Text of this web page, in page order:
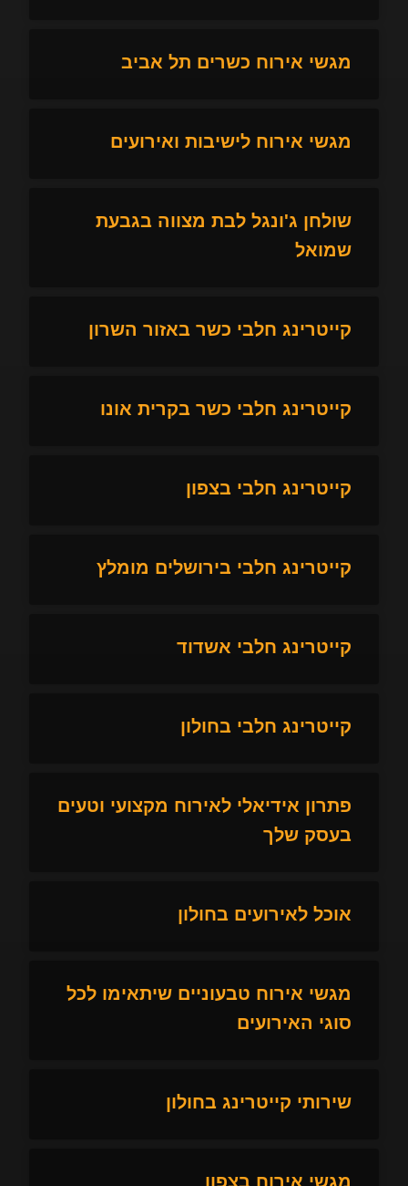
מגשי אירוח כשרים תל אביב
מגשי אירוח לישיבות ואירועים
שולחן ג'ונגל לבת מצווה בגבעת
שמואל
קייטרינג חלבי כשר באזור השרון
קייטרינג חלבי כשר בקרית אונו
קייטרינג חלבי בצפון
קייטרינג חלבי בירושלים מומלץ
קייטרינג חלבי אשדוד
קייטרינג חלבי בחולון
פתרון אידיאלי לאירוח מקצועי וטעים
בעסק שלך
אוכל לאירועים בחולון
מגשי אירוח טבעוניים שיתאימו לכל
סוגי האירועים
שירותי קייטרינג בחולון
מגשי אירוח בצפון